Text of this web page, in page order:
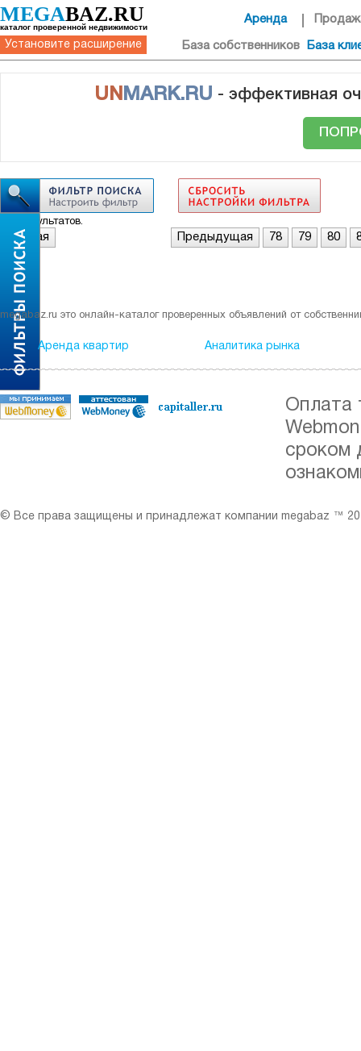
MEGABAZ.RU
каталог проверенной недвижимости
Установите расширение
Аренда
База собственников База
UN MARK.RU - эффективная
Нет результатов.
Первая Предыдущая 78 79 80
megabaz.ru это онлайн-каталог проверенных объявлений от
Аренда квартир Аналитика рынка
Оплата
сроком
© Все права защищены и принадлежат компании megabaz ™